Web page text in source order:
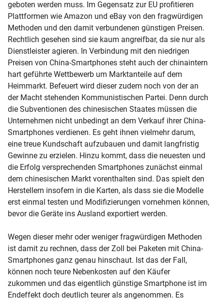
geboten werden muss. Im Gegensatz zur EU profitieren
Plattformen wie Amazon und eBay von den fragwürdigen
Methoden und den damit verbundenen günstigen Preisen.
Rechtlich gesehen sind sie kaum angreifbar, da sie nur als
Dienstleister agieren. In Verbindung mit den niedrigen
Preisen von China-Smartphones steht auch der chinaintern
hart geführte Wettbewerb um Marktanteile auf dem
Heimmarkt. Befeuert wird dieser zudem noch von der an
der Macht stehenden Kommunistischen Partei. Denn durch
die Subventionen des chinesischen Staates müssen die
Unternehmen nicht unbedingt an dem Verkauf ihrer China-
Smartphones verdienen. Es geht ihnen vielmehr darum,
eine treue Kundschaft aufzubauen und damit langfristig
Gewinne zu erzielen. Hinzu kommt, dass die neuesten und
die Erfolg versprechenden Smartphones zunächst einmal
dem chinesischen Markt vorenthalten sind. Das spielt den
Herstellern insofern in die Karten, als dass sie die Modelle
erst einmal testen und Modifizierungen vornehmen können,
bevor die Geräte ins Ausland exportiert werden.
Wegen dieser mehr oder weniger fragwürdigen Methoden
ist damit zu rechnen, dass der Zoll bei Paketen mit China-
Smartphones ganz genau hinschaut. Ist das der Fall,
können noch teure Nebenkosten auf den Käufer
zukommen und das eigentlich günstige Smartphone ist im
Endeffekt doch deutlich teurer als angenommen. Es